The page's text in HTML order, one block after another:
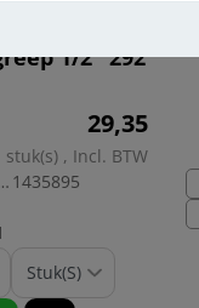
1/2" 292
29,35
, Incl. BTW
1435895